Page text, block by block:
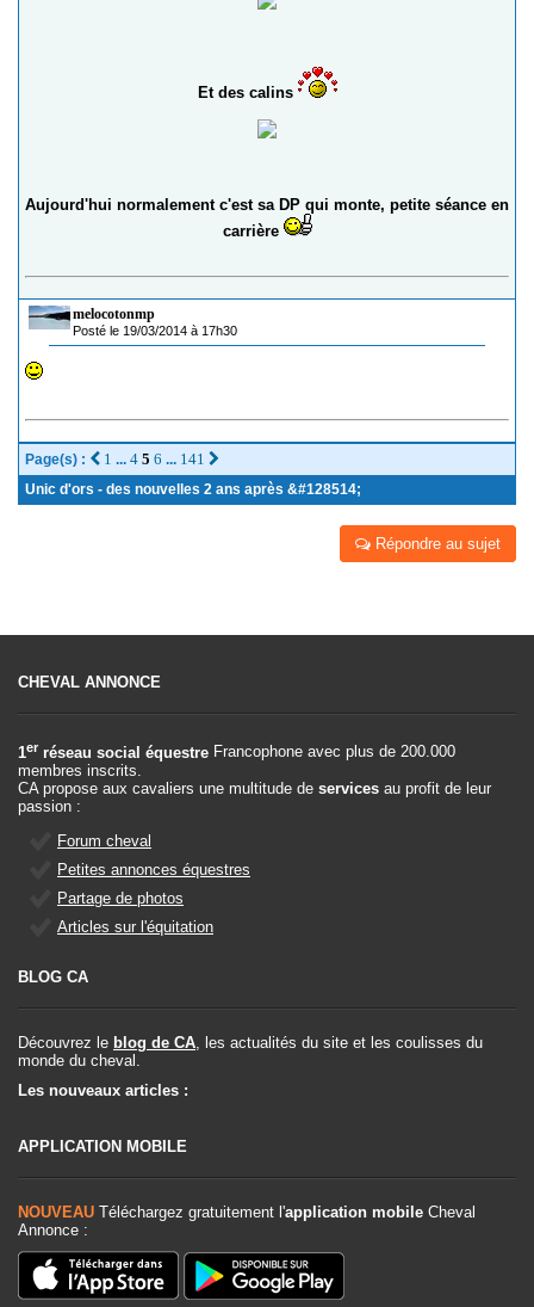
Et des calins
Aujourd'hui normalement c'est sa DP qui monte, petite séance en
carrière
melocotonmp
Posté le 19/03/2014 à 17h30
Page(s) : 1 ... 4 5 6 ... 141
Unic d'ors - des nouvelles 2 ans après &#128514;
Répondre au sujet
CHEVAL ANNONCE
1er réseau social équestre Francophone avec plus de 200.000
membres inscrits.
CA propose aux cavaliers une multitude de services au profit de leur
passion :
Forum cheval
Petites annonces équestres
Partage de photos
Articles sur l'équitation
BLOG CA
Découvrez le blog de CA , les actualités du site et les coulisses du
monde du cheval.
Les nouveaux articles :
APPLICATION MOBILE
NOUVEAU Téléchargez gratuitement l'application mobile Cheval
Annonce :